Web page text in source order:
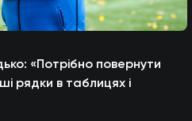
«Потрібно повернути
рядки в таблицях і